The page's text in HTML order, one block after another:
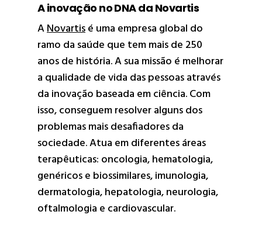
A inovação no DNA da Novartis
ANovartisé uma empresa global do
ramo da saúde que tem mais de 250
anos de história. A sua missão é melhorar
a qualidade de vida das pessoas através
da inovação baseada em ciência. Com
isso, conseguem resolver alguns dos
problemas mais desafiadores da
sociedade. Atua em diferentes áreas
terapêuticas: oncologia, hematologia,
genéricos e biossimilares, imunologia,
dermatologia, hepatologia, neurologia,
oftalmologia e cardiovascular.